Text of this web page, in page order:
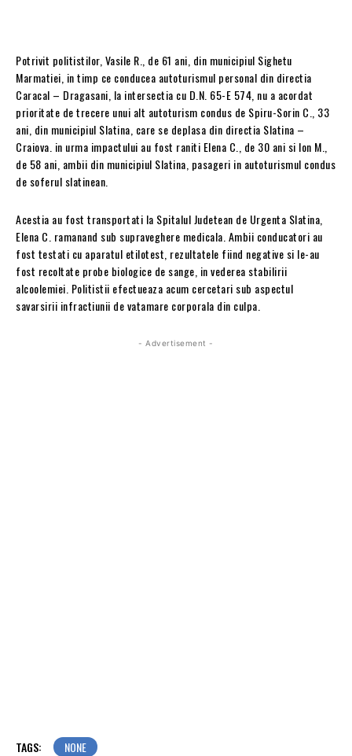
Potrivit politistilor, Vasile R., de 61 ani, din municipiul Sighetu
Marmatiei, in timp ce conducea autoturismul personal din directia
Caracal – Dragasani, la intersectia cu D.N. 65-E 574, nu a acordat
prioritate de trecere unui alt autoturism condus de Spiru-Sorin C., 33
ani, din municipiul Slatina, care se deplasa din directia Slatina –
Craiova. in urma impactului au fost raniti Elena C., de 30 ani si Ion M.,
de 58 ani, ambii din municipiul Slatina, pasageri in autoturismul condus
de soferul slatinean.
Acestia au fost transportati la Spitalul Judetean de Urgenta Slatina,
Elena C. ramanand sub supraveghere medicala. Ambii conducatori au
fost testati cu aparatul etilotest, rezultatele fiind negative si le-au
fost recoltate probe biologice de sange, in vederea stabilirii
alcoolemiei. Politistii efectueaza acum cercetari sub aspectul
savarsirii infractiunii de vatamare corporala din culpa.
- Advertisement -
TAGS: NONE